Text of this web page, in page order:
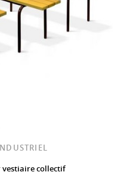
vestiaire collectif